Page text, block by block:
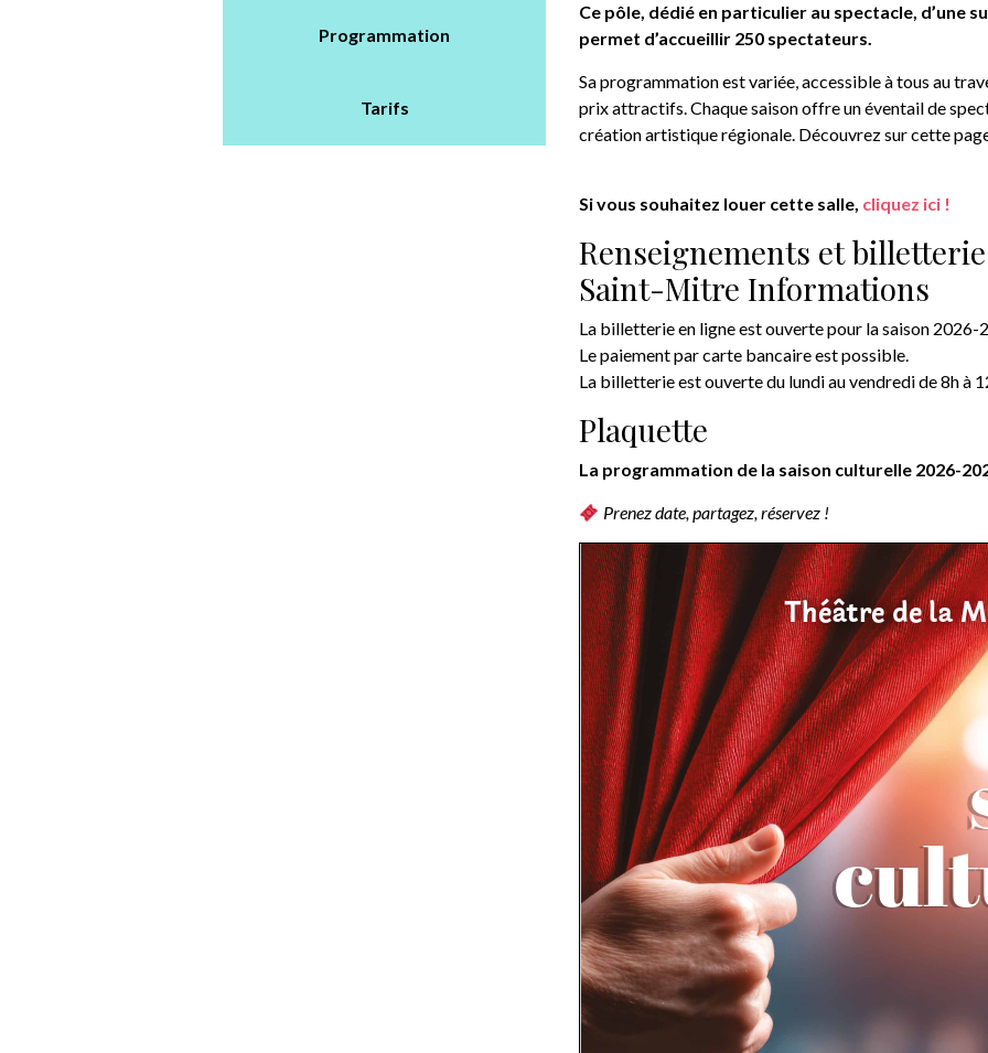
Programmation
Tarifs
Ce pôle, dédié en particulier au spectacle, d’une
permet d’accueillir 250 spectateurs.
Sa programmation est variée, accessible à tous au
prix attractifs. Chaque saison offre un éventail de
création artistique régionale. Découvrez sur cette
Si vous souhaitez louer cette salle, cliquez ici !
Renseignements et
Saint-Mitre Informations
La billetterie en ligne est ouverte pour la saison 2026-
Le paiement par carte bancaire est possible.
La billetterie est ouverte du lundi au vendredi de 8h à
Plaquette
La programmation de la saison culturelle 2026-
Prenez date, partagez, réservez !